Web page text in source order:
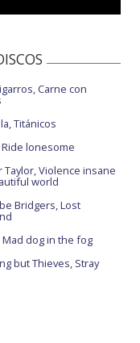
Carne con
Titánicos
Ride lonesome
Taylor, Violence insane
world
Bridgers, Lost
Mad dog in the fog
but Thieves, Stray